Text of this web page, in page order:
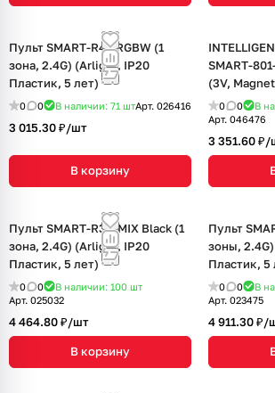
Пульт SMART-R41-RGBW (1
зона, 2.4G) (Arlight, IP20
Пластик, 5 лет)
0 0 В наличии: 71 штАрт. 026416
3 015.30 ₽/шт
В корзину
SMART-
(3V,
Пластик, 5
0 0 В
Арт. 046476
3 351.60 ₽/
Пульт SMART-R34-MIX Black (1
зона, 2.4G) (Arlight, IP20
Пластик, 5 лет)
0 0 В наличии: 100 шт
Арт. 025032
4 464.80 ₽/шт
В корзину
Пульт
зоны,
Пластик, 5
0 0 В
Арт. 023475
4 911.30 ₽/